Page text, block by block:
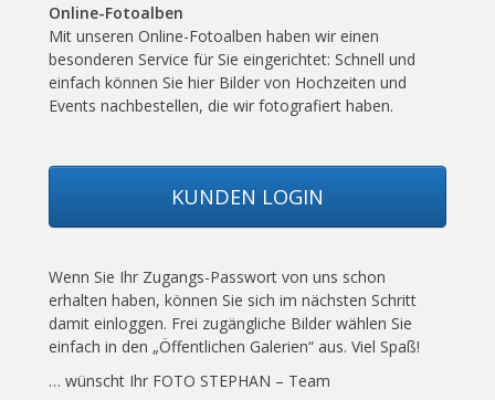
Online-Fotoalben
Mit unseren Online-Fotoalben haben wir einen
besonderen Service für Sie eingerichtet: Schnell und
einfach können Sie hier Bilder von Hochzeiten und
Events nachbestellen, die wir fotografiert haben.
KUNDEN LOGIN
Wenn Sie Ihr Zugangs-Passwort von uns schon
erhalten haben, können Sie sich im nächsten Schritt
damit einloggen. Frei zugängliche Bilder wählen Sie
einfach in den „Öffentlichen Galerien“ aus. Viel Spaß!
… wünscht Ihr FOTO STEPHAN – Team